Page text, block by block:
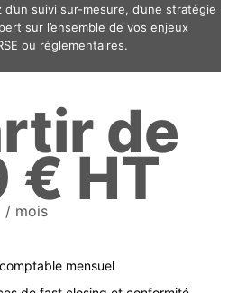
suivi sur-mesure, d’une stratégie
sur l’ensemble de vos enjeux
ou réglementaires.
de
€ HT
/ mois
mensuel